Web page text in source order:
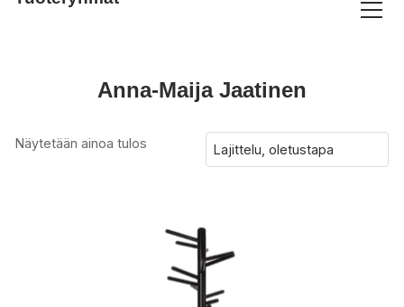
Anna-Maija Jaatinen
Näytetään ainoa tulos